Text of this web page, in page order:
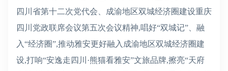
四川省第十二次党代会、成渝地区双城经济圈建设重庆
四川党政联席会议第五次会议精神,唱好“双城记”、融
入“经济圈”,推动雅安更好融入成渝地区双城经济圈建
设,打响“安逸走四川·熊猫看雅安”文旅品牌,擦亮“天府